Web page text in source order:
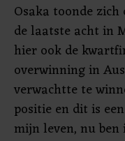
Osaka toonde
de laatste acht in
hier ook de
overwinning in
verwachtte te
positie en dit is
mijn leven, nu